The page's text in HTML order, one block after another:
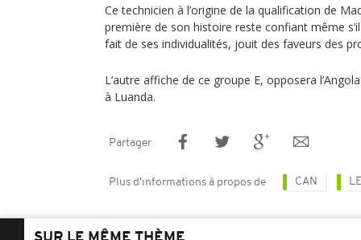
Ce technicien à l’origine de la qualification de
première de son histoire reste confiant même
fait de ses individualités, jouit des faveurs des
L’autre affiche de ce groupe E, opposera
à Luanda.
Partager
Plus d'informations à propos de CAN